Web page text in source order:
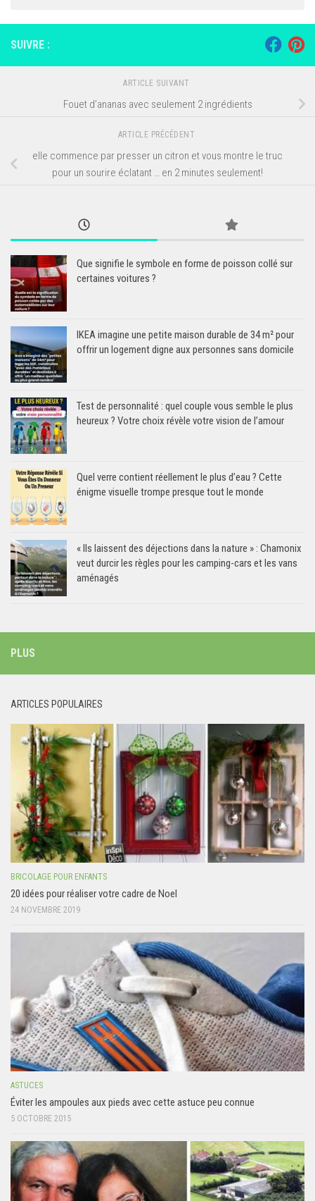
SUIVRE :
ARTICLE SUIVANT
Fouet d’ananas avec seulement 2 ingrédients
ARTICLE PRÉCÉDENT
elle commence par presser un citron et vous montre le truc
pour un sourire éclatant … en 2 minutes seulement!
Que signifie le symbole en forme de poisson collé sur
certaines voitures ?
IKEA imagine une petite maison durable de 34 m² pour
offrir un logement digne aux personnes sans domicile
Test de personnalité : quel couple vous semble le plus
heureux ? Votre choix révèle votre vision de l’amour
Quel verre contient réellement le plus d’eau ? Cette
énigme visuelle trompe presque tout le monde
« Ils laissent des déjections dans la nature » : Chamonix
veut durcir les règles pour les camping-cars et les vans
aménagés
PLUS
ARTICLES POPULAIRES
BRICOLAGE POUR ENFANTS
20 idées pour réaliser votre cadre de Noel
24 NOVEMBRE 2019
ASTUCES
Éviter les ampoules aux pieds avec cette astuce peu connue
5 OCTOBRE 2015